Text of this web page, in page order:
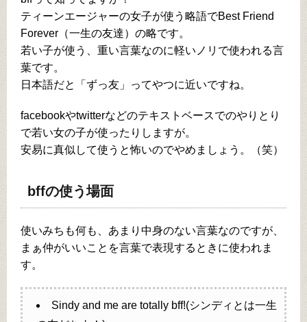
ティーンエージャーの女子が使う略語でBest Friend
Forever（一生の友達）の略です。
若い子が使う、重い言葉なのに軽いノリで使われる言
葉です。
日本語だと「ずっ友」ってやつに近いですね。
facebookやtwitterなどのテキストベースでのやりとり
で若い女の子が使ったりしますが。
安易に真似して使うと怖いのでやめましょう。（笑）
bffの使う場面
使いみちも何も、あまり中身のない言葉なのですが、
まぁ仲がいいことを言葉で表現するときに使われま
す。
Sindy and me are totally bff!(シンディとは一生